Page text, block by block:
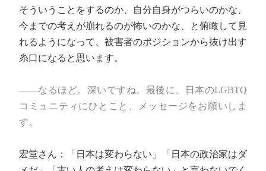
そういうことをするのか、自分自身がつらいのかな、
今までの考えが崩れるのが怖いのかな、と俯瞰して見
れるようになって、被害者のポジションから抜け出す
糸口になると思います。
――なるほど。深いですね。最後に、日本のLGBTQ
コミュニティにひとこと、メッセージをお願いしま
す。
宏堂さん：「日本は変わらない」「日本の政治家はダ